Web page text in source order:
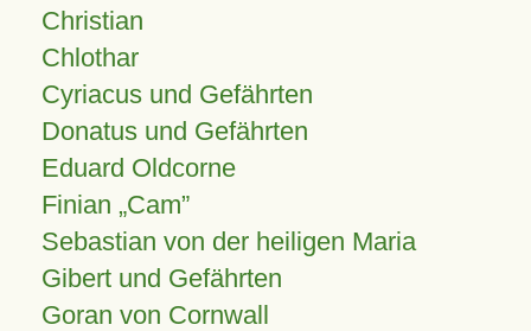
Christian
Chlothar
Cyriacus und Gefährten
Donatus und Gefährten
Eduard Oldcorne
Finian Cam
Sebastian von der heiligen Maria
Gibert und Gefährten
Goran von Cornwall